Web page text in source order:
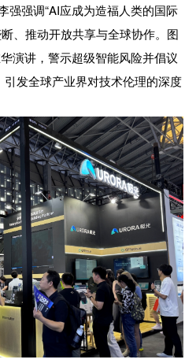
强强调“AI应成为造福人类的国际
、推动开放共享与全球协作。图
演讲，警示超级智能风险并倡议
引发全球产业界对技术伦理的深度